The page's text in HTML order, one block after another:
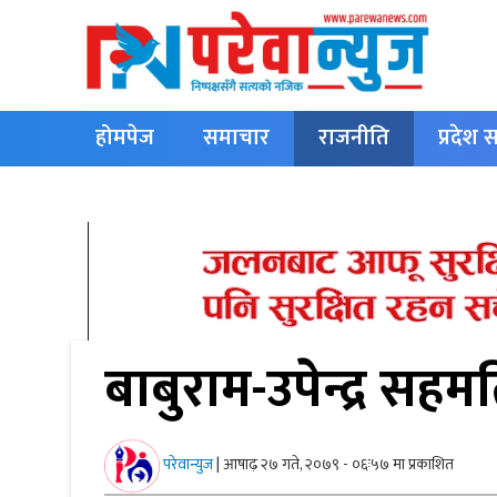
होमपेज समाचार राजनीति
प्रदेश
बाबुराम-उपेन्द्र
परेवान्युज|आषाढ़ २७ गते, २०७९ - ०६ः५७ मा प्रकाशित